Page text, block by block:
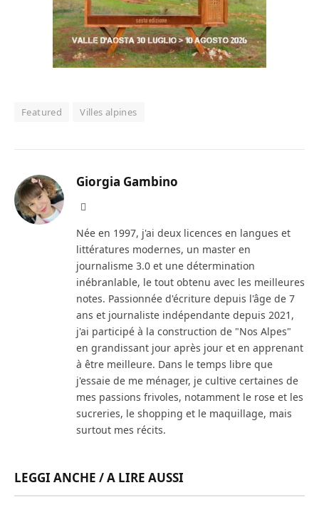
Featured Villes alpines
Giorgia Gambino
Née en 1997, j'ai deux licences en langues et
littératures modernes, un master en
journalisme 3.0 et une détermination
inébranlable, le tout obtenu avec les meilleures
notes. Passionnée d'écriture depuis l'âge de 7
ans et journaliste indépendante depuis 2021,
j'ai participé à la construction de "Nos Alpes"
en grandissant jour après jour et en apprenant
à être meilleure. Dans le temps libre que
j'essaie de me ménager, je cultive certaines de
mes passions frivoles, notamment le rose et les
sucreries, le shopping et le maquillage, mais
surtout mes récits.
LEGGI ANCHE / A LIRE AUSSI